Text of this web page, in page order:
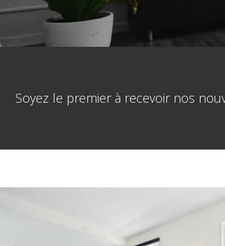
Soyez le premier à recevoir nos